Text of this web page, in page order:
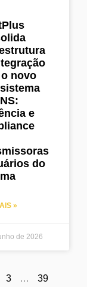
novo
e
do
»
de 2026
3 … 39